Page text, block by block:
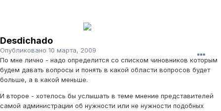
Desdichado
Опубликовано 10 марта, 2009
По мне лично - надо определится со списком чиновников которым
будем давать вопросы и понять в какой области вопросов будет
больше, а в какой меньше.
И второе - хотелось бы услышать в теме мнение представителей
самой администрации об нужности или не нужности подобных